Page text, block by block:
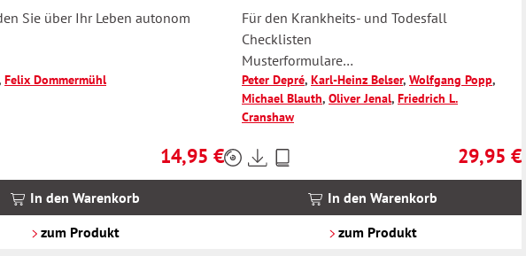
Sie über Ihr Leben autonom
Felix Dommermühl
Regulärer Preis:
14,95 €
In den Warenkorb
zum Produkt
Für den Krankheits- und Todesfall
Checklisten
Musterformulare
Informationen
Anleitungen
Mit Zugang zum Online-Dienst
Peter Depré, Karl-Heinz Belser, Wolfgang Popp,
Michael Blauth, Oliver Jenal, Friedrich L.
Cranshaw
29,95 €
Preise
inkl.
In den Warenkorb
zum Produkt